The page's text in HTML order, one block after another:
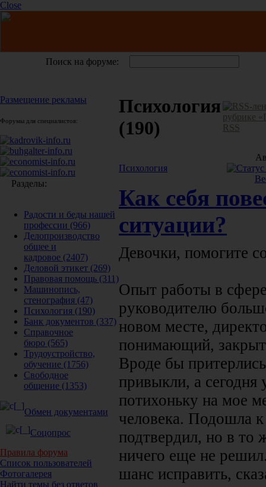
Close
Поиск на форуме:
Размещение рекламы
Форумы для специалистов:
Разделы:
Радости и беды нашей
профессии (966)
Делопроизводство
общее и
кадровое (2407)
Деловой этикет (269)
Правовая помощь (311)
Машинопись,
стенография (47)
Психология (190)
Банк документов (337)
Справочное
бюро (565)
Трудоустройство,
обучение (1756)
Свободное
общение (1353)
Обмен документами
Соцопрос
Правила форума
Список пользователей
Фотогалерея
Найти темы без ответов
Психология
(190)
RSS
Психология
Как себя
ситуации?
Девочки, помогите
Опыт работы в
руководителю
новом месте,
понимающий,
Вроде бы
привыкли, а
потихоньку на мое
человека. Подошла
подтвердил, но в то
ничего еще не
шанс исправить,